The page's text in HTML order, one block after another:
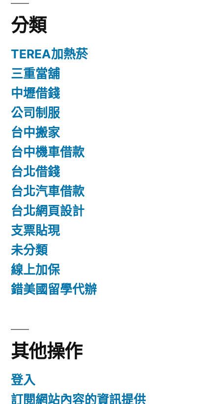
分類
TEREA加熱菸
三重當舖
中壢借錢
公司制服
台中搬家
台中機車借款
台北借錢
台北汽車借款
台北網頁設計
支票貼現
未分類
線上加保
錯美國留學代辦
其他操作
登入
訂閱網站內容的資訊提供